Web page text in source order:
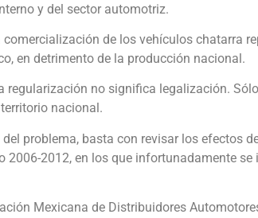
y del sector automotriz.
de los vehículos chatarra
en detrimento de la producción nacional.
regularización no significa legalización.
nacional.
problema, basta con revisar los efectos
2006-2012, en los que infortunadamente
Mexicana de Distribuidores